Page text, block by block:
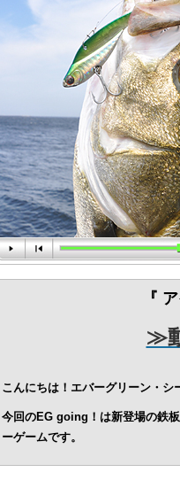
『
≫
こんにちは！エバーグリーン・シ
今回のEG going！は新登場の鉄板
ーゲームです。